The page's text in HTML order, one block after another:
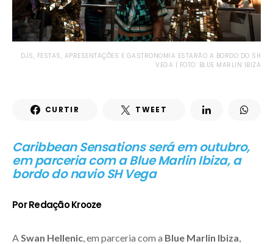
DJS, FESTAS, APRESENTAÇÕES E GASTRONOMIA ESTARÃO A BORDO DO SH
VEGA | FOTO: BLUE MARLIN IBIZA
CURTIR TWEET
Caribbean Sensations será em outubro,
em parceria com a Blue Marlin Ibiza, a
bordo do navio SH Vega
Por Redação Krooze
A Swan Hellenic , em parceria com a Blue Marlin Ibiza